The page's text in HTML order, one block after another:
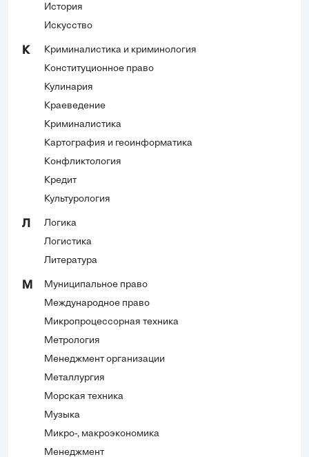
История
Искусство
К
Криминалистика и криминология
Конституционное право
Кулинария
Краеведение
Криминалистика
Картография и геоинформатика
Конфликтология
Кредит
Культурология
Л
Логика
Логистика
Литература
М
Муниципальное право
Международное право
Микропроцессорная техника
Метрология
Менеджмент организации
Металлургия
Морская техника
Музыка
Микро-, макроэкономика
Менеджмент